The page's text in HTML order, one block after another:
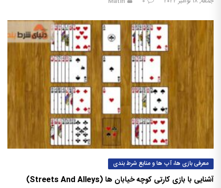
معرفی بازی ها، آپ ها و منابع شرط بندی
آشنایی با بازی کارتی کوچه خیابان ها (Streets And Alleys)